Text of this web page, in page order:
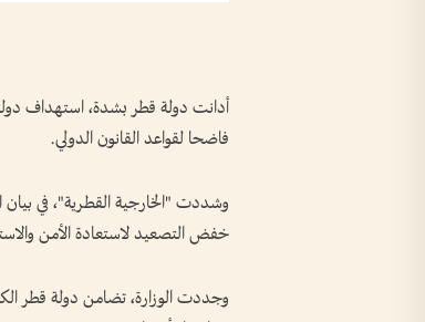
أدانت دولة قطر بشدة، استهداف دولة
فاضحا لقواعد القانون الدولي.
وشددت "الخارجية القطرية"، في بيان
خفض التصعيد لاستعادة الأمن
وجددت الوزارة، تضامن دولة قطر